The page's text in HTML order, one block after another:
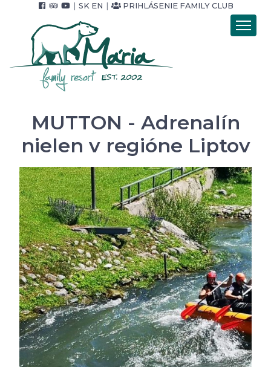
SK EN PRIHLÁSENIE FAMILY CLUB
Úvod
Ubytovanie
Stravovanie
Pobytové balíky
Cenník
Foto & video
Okolie & služby
Pre Firmy
Kontakt
Cookies
Ochrana osobných údajov
Všeobecné obchodné podmienky
Blog Faq
Parkovanie
MUTTON - Adrenalín
nielen v regióne Liptov